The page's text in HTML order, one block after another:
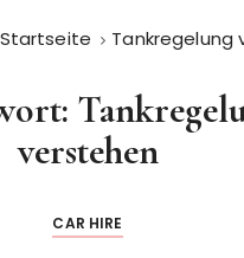
Startseite Tankregelung
verstehen
CAR HIRE